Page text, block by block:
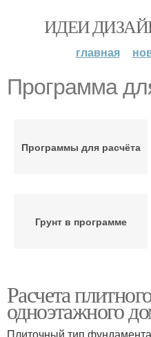
ИДЕИ
главная
Программа
Программы для расчёта
Грунт в программе
расчета
Расчета
одноэтажного